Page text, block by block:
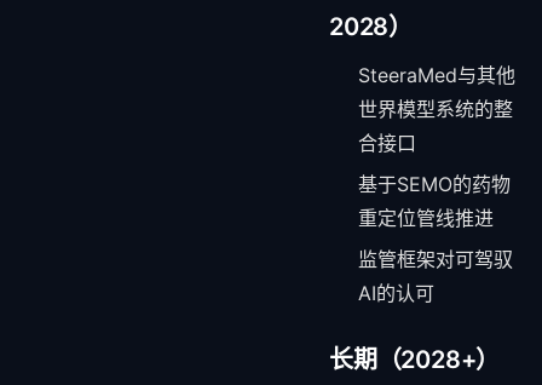
2028）
SteeraMed与其他
世界模型系统的整
合接口
基于SEMO的药物
重定位管线推进
监管框架对可驾驭
AI的认可
长期（2028+）